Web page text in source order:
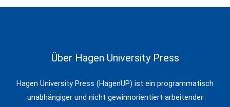
Über Hagen University Press
Hagen University Press (HagenUP) ist ein programmatisch
unabhängiger und nicht gewinnorientiert arbeitender